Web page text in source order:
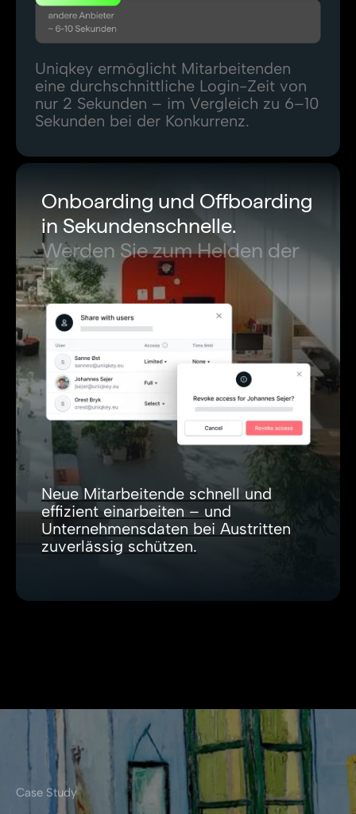
Uniqkey ermöglicht Mitarbeitenden
eine durchschnittliche Login-Zeit von
nur 2 Sekunden – im Vergleich zu 6–10
Sekunden bei der Konkurrenz.
Onboarding und Offboarding
in Sekundenschnelle.
Werden Sie zum Helden der
IT.
Neue Mitarbeitende schnell und
effizient einarbeiten – und
Unternehmensdaten bei Austritten
zuverlässig schützen.
Case Study